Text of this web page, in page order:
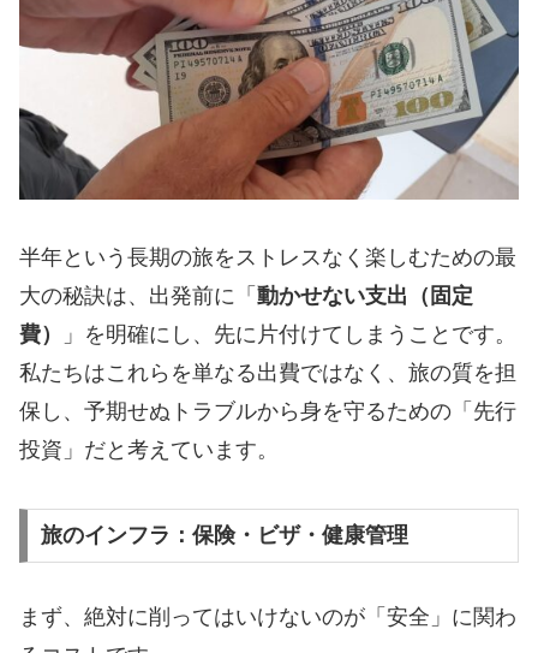
半年という長期の旅をストレスなく楽しむための最
大の秘訣は、出発前に「 動かせない支出（固定
費）
」を明確にし、先に片付けてしまうことです。
私たちはこれらを単なる出費ではなく、旅の質を担
保し、予期せぬトラブルから身を守るための「先行
投資」だと考えています。
旅のインフラ：保険・ビザ・健康管理
​まず、絶対に削ってはいけないのが「安全」に関わ